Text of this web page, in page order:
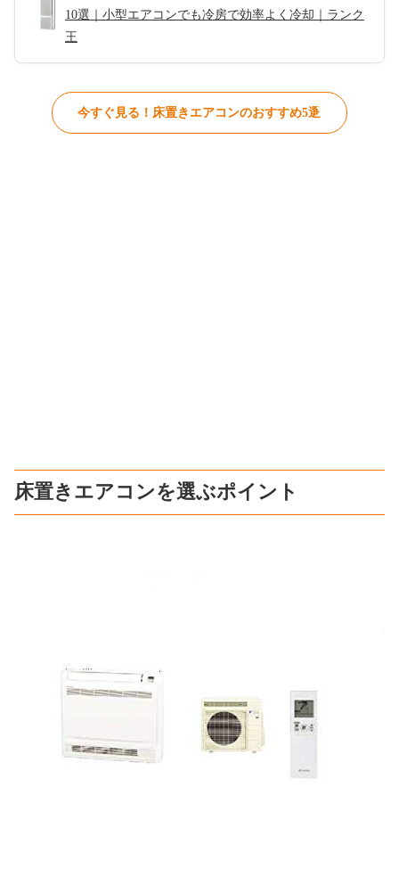
10選｜小型エアコンでも冷房で効率よく冷却｜ランク
王
今すぐ見る！床置きエアコンのおすすめ5選
床置きエアコンを選ぶポイント